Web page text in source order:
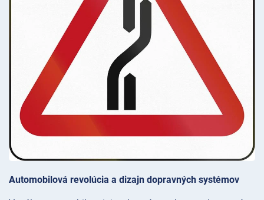
Automobilová revolúcia a dizajn dopravných systémov